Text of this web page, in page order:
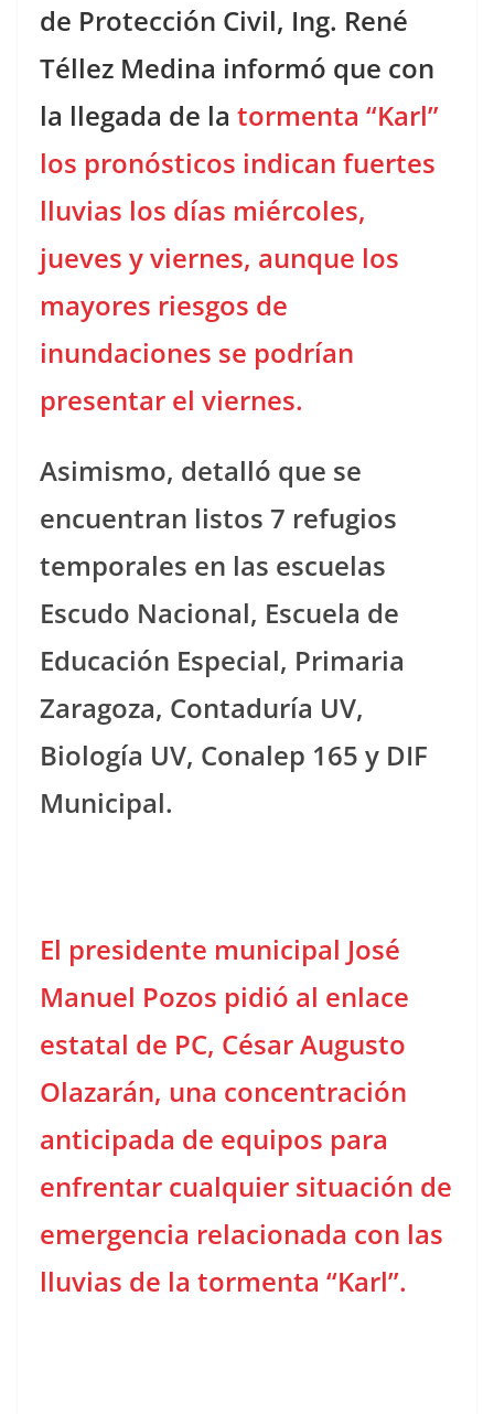
de Protección Civil, Ing. René
Téllez Medina informó que con
la llegada de la tormenta “Karl”
los pronósticos indican fuertes
lluvias los días miércoles,
jueves y viernes, aunque los
mayores riesgos de
inundaciones se podrían
presentar el viernes.
Asimismo, detalló que se
encuentran listos 7 refugios
temporales en las escuelas
Escudo Nacional, Escuela de
Educación Especial, Primaria
Zaragoza, Contaduría UV,
Biología UV, Conalep 165 y DIF
Municipal.
El presidente municipal José
Manuel Pozos pidió al enlace
estatal de PC, César Augusto
Olazarán, una concentración
anticipada de equipos para
enfrentar cualquier situación de
emergencia relacionada con las
lluvias de la tormenta “Karl”.